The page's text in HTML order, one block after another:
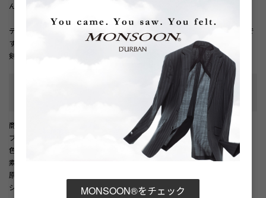
ん、柄物ともバランスよくコーディネートできます。
デイリーからジャケットスタイルまで幅広く活躍する、使い勝手の良い一本で
す。
剣先幅：8ｃｍ
商品番号
ブランド商品番号
色
素材
： 表地 毛92% / カシミヤ8% / 裏地 キュプラ100% / （ベンベルグ）
原産国
シーズン
MONSOON®をチェック